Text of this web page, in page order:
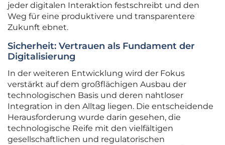
jeder digitalen Interaktion festschreibt und den
Weg für eine produktivere und transparentere
Zukunft ebnet.
Sicherheit: Vertrauen als Fundament der
Digitalisierung
In der weiteren Entwicklung wird der Fokus
verstärkt auf dem großflächigen Ausbau der
technologischen Basis und deren nahtloser
Integration in den Alltag liegen. Die entscheidende
Herausforderung wurde darin gesehen, die
technologische Reife mit den vielfältigen
gesellschaftlichen und regulatorischen